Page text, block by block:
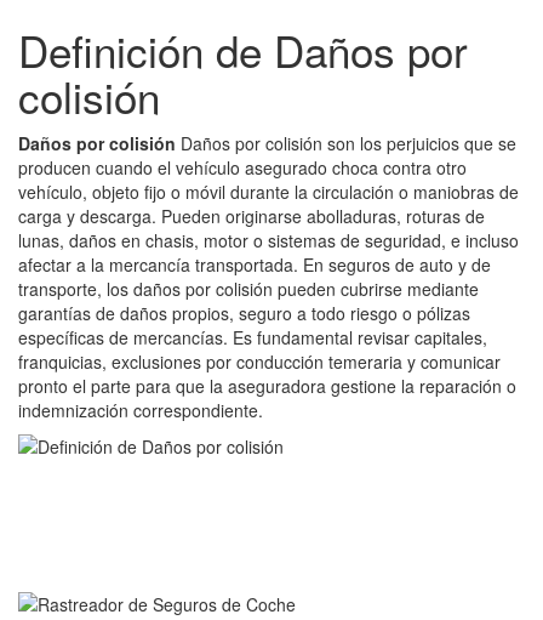
Definición de Daños por
colisión
Daños por colisión Daños por colisión son los perjuicios que se
producen cuando el vehículo asegurado choca contra otro
vehículo, objeto fijo o móvil durante la circulación o maniobras de
carga y descarga. Pueden originarse abolladuras, roturas de
lunas, daños en chasis, motor o sistemas de seguridad, e incluso
afectar a la mercancía transportada. En seguros de auto y de
transporte, los daños por colisión pueden cubrirse mediante
garantías de daños propios, seguro a todo riesgo o pólizas
específicas de mercancías. Es fundamental revisar capitales,
franquicias, exclusiones por conducción temeraria y comunicar
pronto el parte para que la aseguradora gestione la reparación o
indemnización correspondiente.